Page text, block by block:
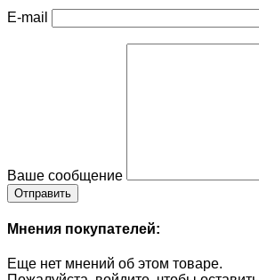
E-mail
Ваше сообщение
Мнения покупателей:
Еще нет мнений об этом товаре.